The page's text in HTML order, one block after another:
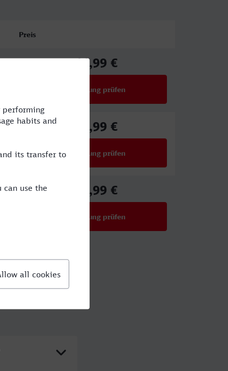
Preis
44,99 €
Verbindung prüfen
56,99 €
Verbindung prüfen
27,99 €
Verbindung prüfen